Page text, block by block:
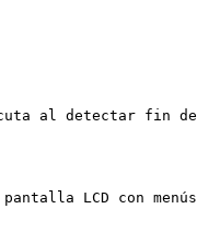
al detectar fin
una pantalla LCD